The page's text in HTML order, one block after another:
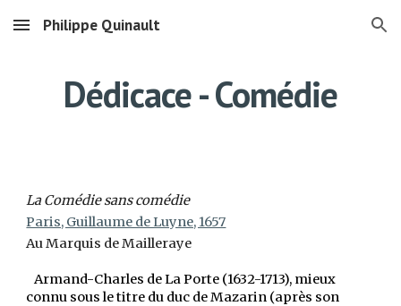
Skip to main content Skip to navigation
Philippe Quinault
Dédicace - Comédie
La Comédie sans comédie
Paris, Guillaume de Luyne, 1657
Au Marquis de Mailleraye
Armand-Charles de La Porte (1632-1713), mieux
connu sous le titre du duc de Mazarin (après son